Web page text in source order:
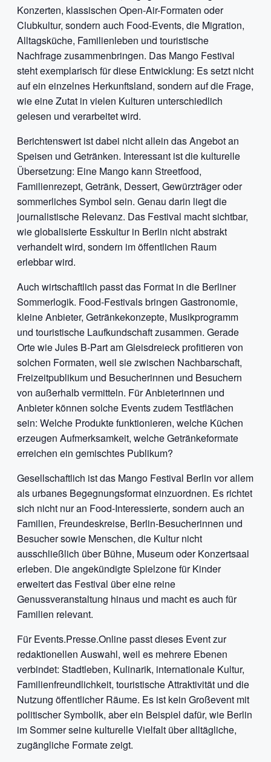
Konzerten, klassischen Open-Air-Formaten oder
Clubkultur, sondern auch Food-Events, die Migration,
Alltagsküche, Familienleben und touristische
Nachfrage zusammenbringen. Das Mango Festival
steht exemplarisch für diese Entwicklung: Es setzt nicht
auf ein einzelnes Herkunftsland, sondern auf die Frage,
wie eine Zutat in vielen Kulturen unterschiedlich
gelesen und verarbeitet wird.
Berichtenswert ist dabei nicht allein das Angebot an
Speisen und Getränken. Interessant ist die kulturelle
Übersetzung: Eine Mango kann Streetfood,
Familienrezept, Getränk, Dessert, Gewürzträger oder
sommerliches Symbol sein. Genau darin liegt die
journalistische Relevanz. Das Festival macht sichtbar,
wie globalisierte Esskultur in Berlin nicht abstrakt
verhandelt wird, sondern im öffentlichen Raum
erlebbar wird.
Auch wirtschaftlich passt das Format in die Berliner
Sommerlogik. Food-Festivals bringen Gastronomie,
kleine Anbieter, Getränkekonzepte, Musikprogramm
und touristische Laufkundschaft zusammen. Gerade
Orte wie Jules B-Part am Gleisdreieck profitieren von
solchen Formaten, weil sie zwischen Nachbarschaft,
Freizeitpublikum und Besucherinnen und Besuchern
von außerhalb vermitteln. Für Anbieterinnen und
Anbieter können solche Events zudem Testflächen
sein: Welche Produkte funktionieren, welche Küchen
erzeugen Aufmerksamkeit, welche Getränkeformate
erreichen ein gemischtes Publikum?
Gesellschaftlich ist das Mango Festival Berlin vor allem
als urbanes Begegnungsformat einzuordnen. Es richtet
sich nicht nur an Food-Interessierte, sondern auch an
Familien, Freundeskreise, Berlin-Besucherinnen und
Besucher sowie Menschen, die Kultur nicht
ausschließlich über Bühne, Museum oder Konzertsaal
erleben. Die angekündigte Spielzone für Kinder
erweitert das Festival über eine reine
Genussveranstaltung hinaus und macht es auch für
Familien relevant.
Für Events.Presse.Online passt dieses Event zur
redaktionellen Auswahl, weil es mehrere Ebenen
verbindet: Stadtleben, Kulinarik, internationale Kultur,
Familienfreundlichkeit, touristische Attraktivität und die
Nutzung öffentlicher Räume. Es ist kein Großevent mit
politischer Symbolik, aber ein Beispiel dafür, wie Berlin
im Sommer seine kulturelle Vielfalt über alltägliche,
zugängliche Formate zeigt.